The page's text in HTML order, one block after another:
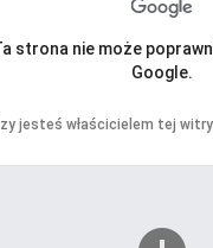
strona nie może
Google.
jesteś właścicielem tej